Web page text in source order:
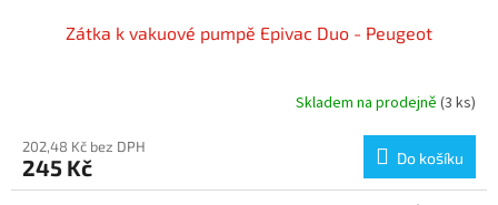
Zátka k vakuové pumpě Epivac Duo - Peugeot
Skladem na prodejně (3 ks)
202,48 Kč bez DPH
245 Kč Do košíku